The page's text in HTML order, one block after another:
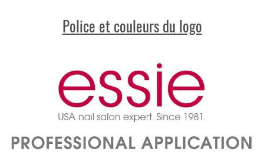
Police et couleurs du logo